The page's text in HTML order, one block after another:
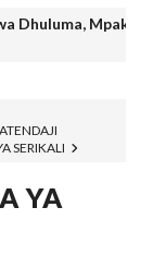
Dhuluma, Mpaka
HATUA ZA
KWA
Elimu Ya
SERIKALI
YA